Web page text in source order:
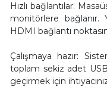
Hızlı bağlantılar:
monitörlere
HDMI bağlantı
Çalışmaya hazır:
toplam sekiz adet
geçirmek için